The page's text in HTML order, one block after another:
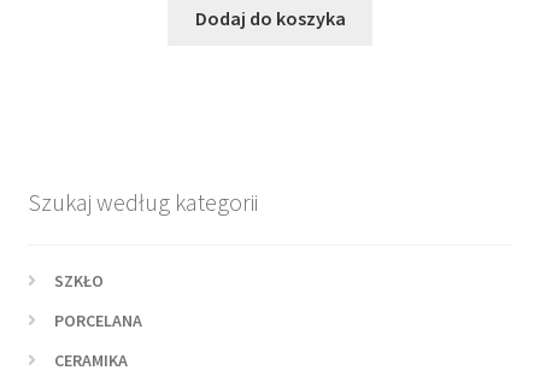
wynosiła:wynosi:
Dodaj do koszyka
Szukaj według kategorii
SZKŁO
PORCELANA
CERAMIKA